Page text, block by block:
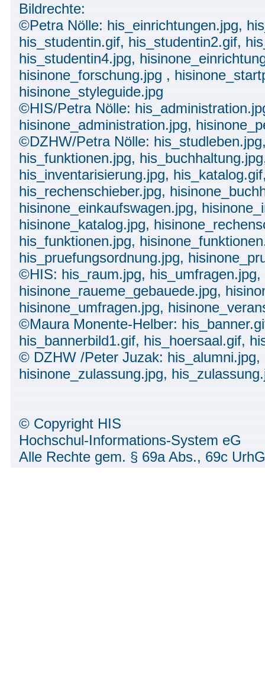
Bildrechte:
©Petra Nölle: his_einrichtungen.jpg,
his_studentin.gif, his_studentin2.gif,
his_studentin4.jpg,
hisinone_forschung.jpg ,
hisinone_styleguide.jpg
©HIS/Petra Nölle:
hisinone_administration.jpg,
©DZHW/Petra Nölle:
his_funktionen.jpg,
his_inventarisierung.jpg,
his_rechenschieber.jpg,
hisinone_einkaufswagen.jpg,
hisinone_katalog.jpg,
his_funktionen.jpg,
his_pruefungsordnung.jpg,
©HIS: his_raum.jpg,
hisinone_raueme_gebauede.jpg,
hisinone_umfragen.jpg,
©Maura Monente-Helber:
his_bannerbild1.gif, his_hoersaal.gif,
© DZHW /Peter Juzak: his_alumni.jpg,
hisinone_zulassung.jpg,
© Copyright HIS
Hochschul-Informations-System eG
Alle Rechte gem. § 69a Abs., 69c